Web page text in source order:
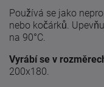
Používá se jako
nebo kočárků.
na 90°C.
Vyrábí se v
200x180.